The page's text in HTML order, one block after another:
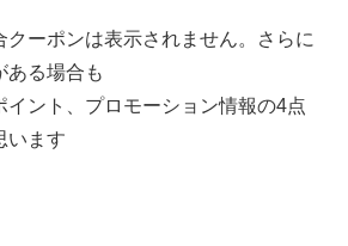
クーポンは表示されません。さらに
ある場合も
イント、プロモーション情報の4点
います